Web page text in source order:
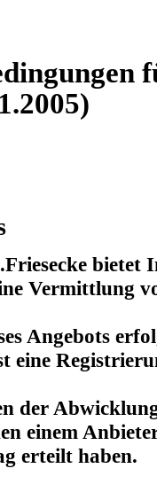
bietet
Vermittlung
Angebots
eine
der
einem
erteilt haben.